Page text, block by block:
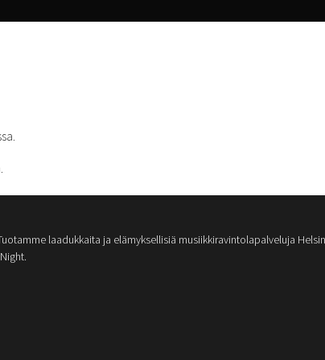
laadukkaita ja elämyksellisiä musiikkiravintolapalveluja